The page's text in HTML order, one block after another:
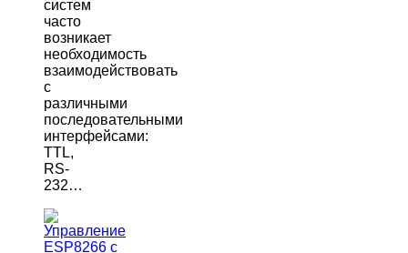
систем
часто
возникает
необходимость
взаимодействовать
с
различными
последовательными
интерфейсами:
TTL,
RS-
232…